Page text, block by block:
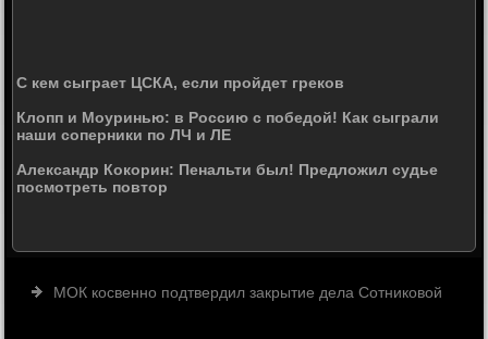
С кем сыграет ЦСКА, если пройдет греков
Клопп и Моуринью: в Россию с победой! Как сыграли
наши соперники по ЛЧ и ЛЕ
Александр Кокорин: Пенальти был! Предложил судье
посмотреть повтор
МОК косвенно подтвердил закрытие дела Сотниковой